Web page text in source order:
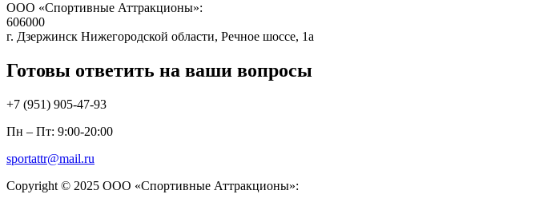
ООО «Спортивные Аттракционы»:
606000
г. Дзержинск Нижегородской области, Речное шоссе, 1а
Готовы ответить на ваши вопросы
+7 (951) 905-47-93
Пн – Пт: 9:00-20:00
sportattr@mail.ru
Copyright © 2025 ООО «Спортивные Аттракционы»: